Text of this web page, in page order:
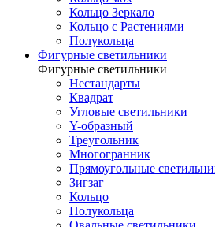
Кольцо Зеркало
Кольцо с Растениями
Полукольца
Фигурные светильники
Фигурные светильники
Нестандарты
Квадрат
Угловые светильники
Y-образный
Треугольник
Многогранник
Прямоугольные
Зигзаг
Кольцо
Полукольца